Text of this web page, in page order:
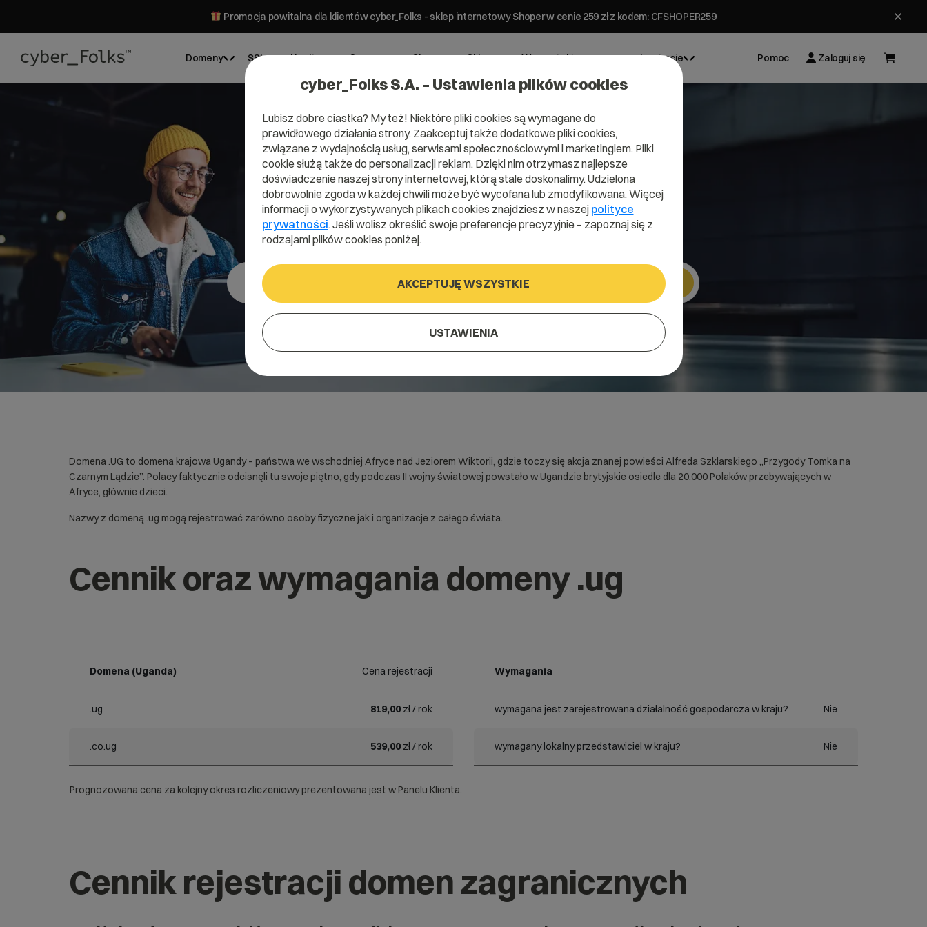
Promocja powitalna dla klientów cyber_Folks - sklep internetowy Shoper w cenie 259 zł z kodem: CFSHOPER259
Domeny SSL Hosting Serwery Strony Sklepy Wsparcie biznesowe Inspiracje Pomoc Zaloguj się
Domena .ug
Zarejestruj adres www z domeną Ugandy
Domena .UG to domena krajowa Ugandy – państwa we wschodniej Afryce nad Jeziorem Wiktorii, gdzie toczy się akcja znanej powieści Alfreda Szklarskiego „Przygody Tomka na
Czarnym Lądzie”. Polacy faktycznie odcisnęli tu swoje piętno, gdy podczas II wojny światowej powstało w Ugandzie brytyjskie osiedle dla 20.000 Polaków przebywających w
Afryce, głównie dzieci.
Nazwy z domeną .ug mogą rejestrować zarówno osoby fizyczne jak i organizacje z całego świata.
Cennik oraz wymagania domeny .ug
Domena (Uganda) Cena rejestracji
.ug 819,00 zł / rok
.co.ug 539,00 zł / rok
Wymagania
wymagana jest zarejestrowana działalność gospodarcza w kraju? Nie
wymagany lokalny przedstawiciel w kraju? Nie
Prognozowana cena za kolejny okres rozliczeniowy prezentowana jest w Panelu Klienta.
Cennik rejestracji domen zagranicznych
cyber_Folks S.A. – Ustawienia plików cookies
Lubisz dobre ciastka? My też! Niektóre pliki cookies są wymagane do
prawidłowego działania strony. Zaakceptuj także dodatkowe pliki cookies,
związane z wydajnością usług, serwisami społecznościowymi i marketingiem. Pliki
cookie służą także do personalizacji reklam. Dzięki nim otrzymasz najlepsze
doświadczenie naszej strony internetowej, którą stale doskonalimy. Udzielona
dobrowolnie zgoda w każdej chwili może być wycofana lub zmodyfikowana. Więcej
informacji o wykorzystywanych plikach cookies znajdziesz w naszej polityce
prywatności. Jeśli wolisz określić swoje preferencje precyzyjnie – zapoznaj się z
rodzajami plików cookies poniżej.
AKCEPTUJĘ WSZYSTKIE
USTAWIENIA